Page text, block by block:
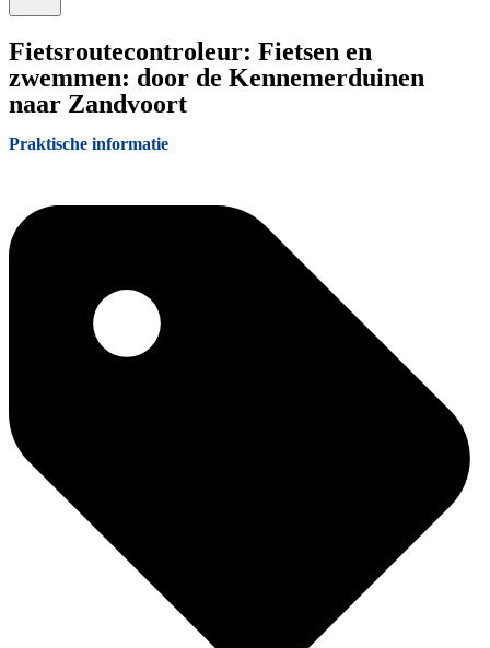
Fietsroutecontroleur: Fietsen en
zwemmen: door de Kennemerduinen
naar Zandvoort
Praktische informatie